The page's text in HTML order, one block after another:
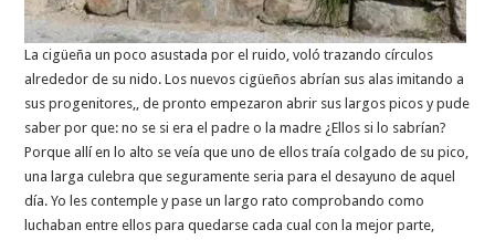
La cigüeña un poco asustada por el ruido, voló trazando círculos
alrededor de su nido. Los nuevos cigüeños abrían sus alas imitando a
sus progenitores,, de pronto empezaron abrir sus largos picos y pude
saber por que: no se si era el padre o la madre ¿Ellos si lo sabrían?
Porque allí en lo alto se veía que uno de ellos traía colgado de su pico,
una larga culebra que seguramente seria para el desayuno de aquel
día. Yo les contemple y pase un largo rato comprobando como
luchaban entre ellos para quedarse cada cual con la mejor parte,